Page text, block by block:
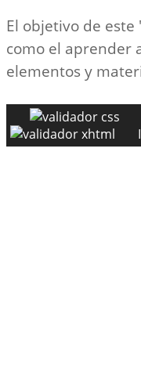
El objetivo de
como el aprender
elementos y